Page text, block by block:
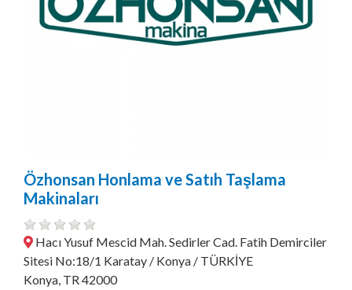
Özhonsan Honlama ve Satıh Taşlama
Makinaları
Hacı Yusuf Mescid Mah. Sedirler Cad. Fatih Demirciler
Sitesi No:18/1 Karatay / Konya / TÜRKİYE
Konya, TR 42000